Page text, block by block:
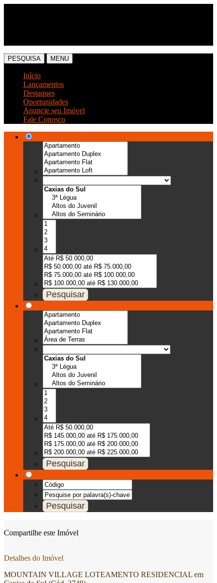
PESQUISA MENU
Início
Lançamentos
Destaques
Oportunidades
Anuncie seu Imóvel
Fale Conosco
Compartilhe este Imóvel
Detalhes do Imóvel
MOUNTAIN VILLAGE LOTEAMENTO RESIDENCIAL em